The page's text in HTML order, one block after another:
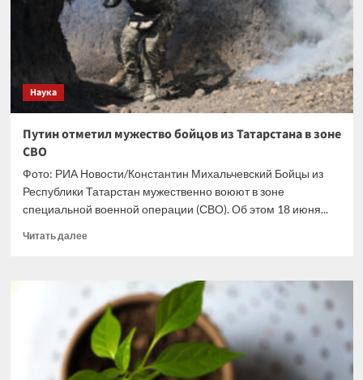
беспилотника
Наука
Путин отметил мужество бойцов из Татарстана в зоне
СВО
Фото: РИА Новости/Константин Михальчевский Бойцы из
Республики Татарстан мужественно воюют в зоне
специальной военной операции (СВО). Об этом 18 июня...
Читать далееПрочитать
отметил
мужество
бойцов
Татарстана
в